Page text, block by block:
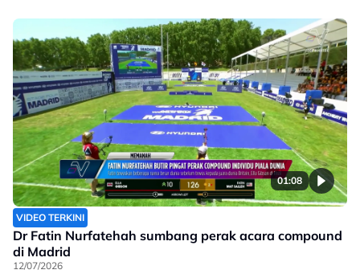
01:08
VIDEO TERKINI
Dr Fatin Nurfatehah sumbang perak acara compound
di Madrid
12/07/2026